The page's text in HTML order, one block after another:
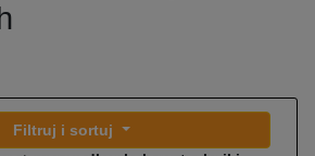
Filtruj i sortuj